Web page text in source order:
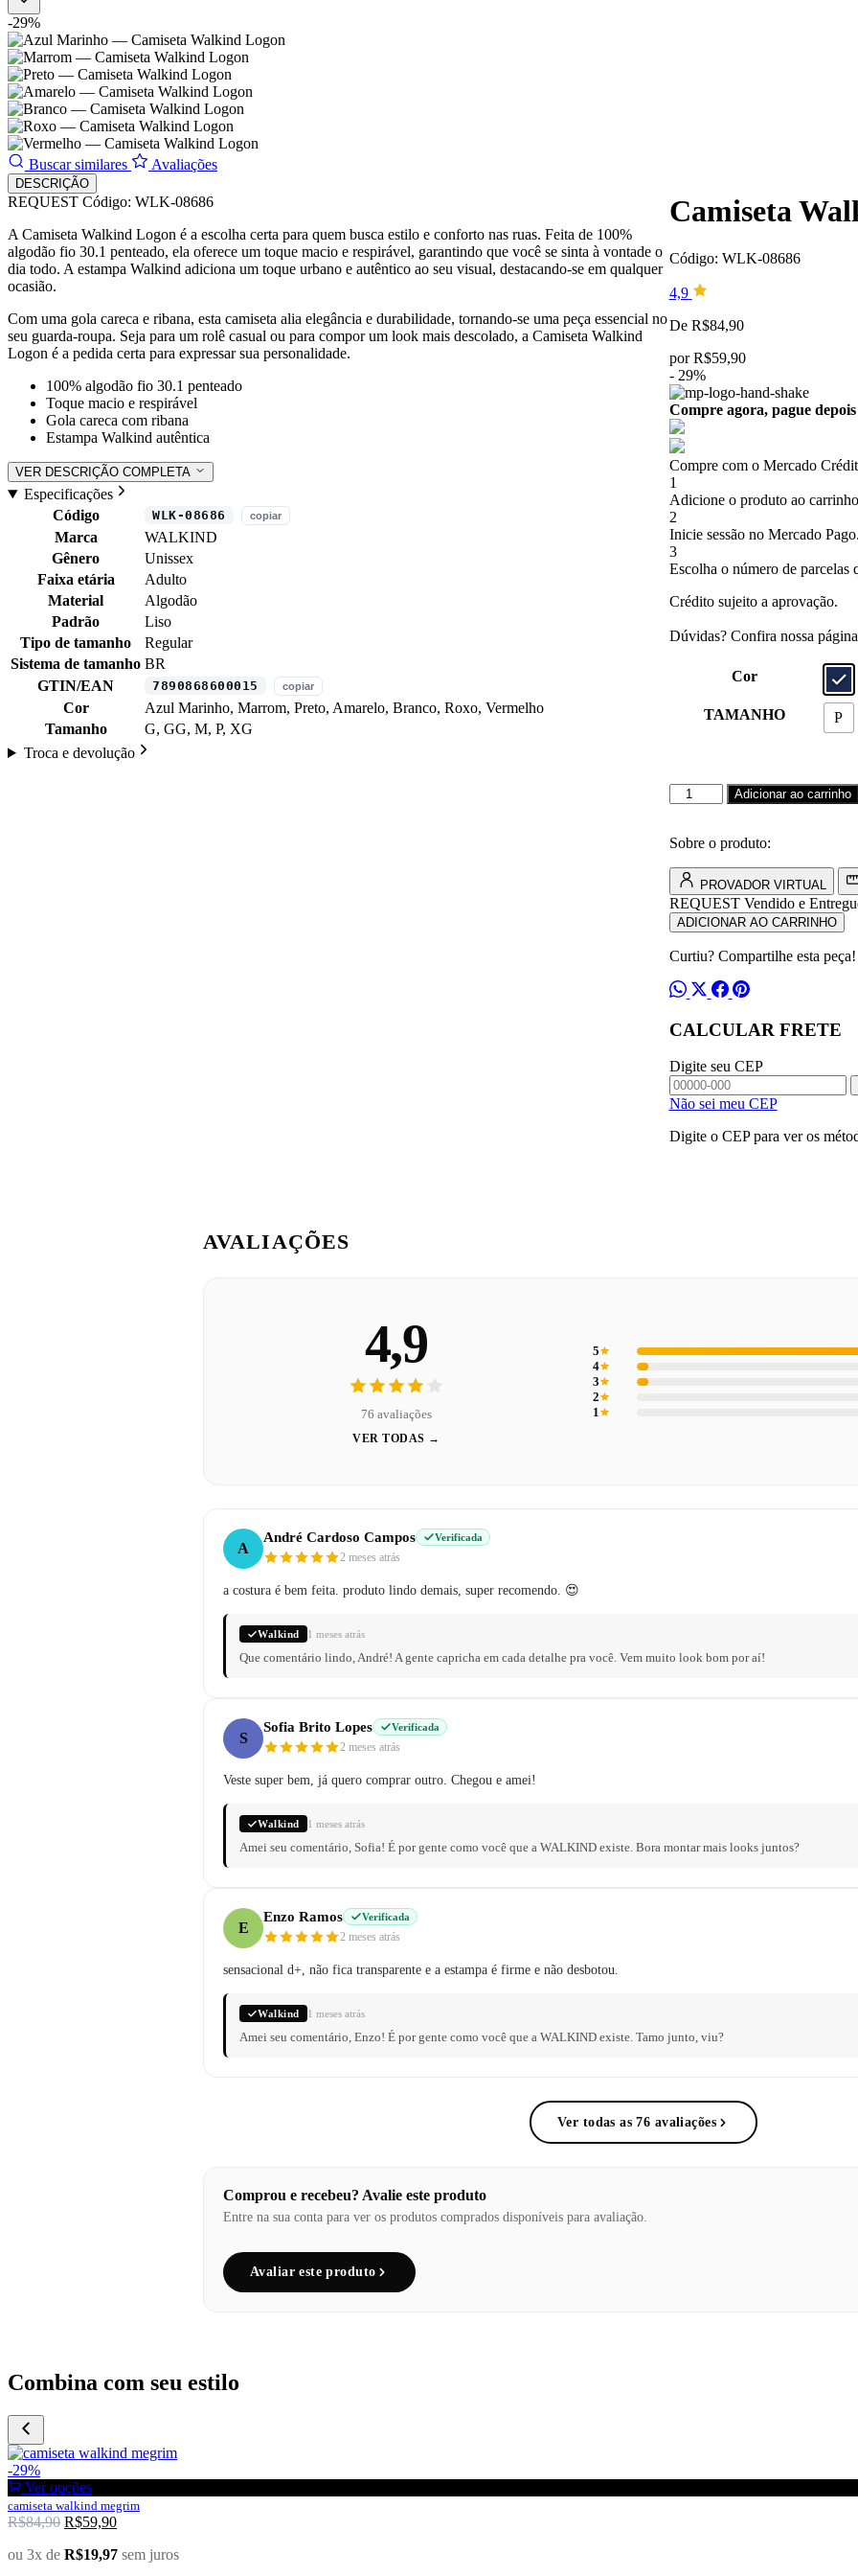
-29%
Buscar similares Avaliações
Camiseta
Código: WLK-08686
4,9
De R$84,90
por R$59,90
- 29%
Compre agora, pague depois
Compre com o Mercado
1
Adicione o produto ao
2
Inicie sessão no Mercado Pago.
3
Escolha o número de parcelas
Crédito sujeito a aprovação.
Dúvidas? Confira nossa
Cor
TAMANHO P
Camiseta
Walkind
quantidade
Adicionar ao carrinho
Sobre o produto:
PROVADOR VIRTUAL
REQUEST Vendido e
ADICIONAR AO CARRINHO
Curtiu? Compartilhe esta peça!
CALCULAR FRETE
Digite seu CEP
Não sei meu CEP
Digite o CEP para ver os
DESCRIÇÃO
REQUEST Código: WLK-08686
A Camiseta Walkind Logon é a escolha certa para quem busca estilo e conforto nas ruas. Feita de 100%
algodão fio 30.1 penteado, ela oferece um toque macio e respirável, garantindo que você se sinta à vontade o
dia todo. A estampa Walkind adiciona um toque urbano e autêntico ao seu visual, destacando-se em qualquer
ocasião.
Com uma gola careca e ribana, esta camiseta alia elegância e durabilidade, tornando-se uma peça essencial no
seu guarda-roupa. Seja para um rolê casual ou para compor um look mais descolado, a Camiseta Walkind
Logon é a pedida certa para expressar sua personalidade.
100% algodão fio 30.1 penteado
Toque macio e respirável
Gola careca com ribana
Estampa Walkind autêntica
VER DESCRIÇÃO COMPLETA
Especificações
Código
WLK-08686 copiar
Marca
WALKIND
Gênero
Unissex
Faixa etária
Adulto
Material
Algodão
Padrão
Liso
Tipo de tamanho
Regular
Sistema de tamanho BR
GTIN/EAN
7890868600015 copiar
Cor
Azul Marinho, Marrom, Preto, Amarelo, Branco, Roxo, Vermelho
Tamanho
G, GG, M, P, XG
Troca e devolução
AVALIAÇÕES
4,9
76 avaliações
VER TODAS →
5
4
3
2
1
A
André Cardoso Campos Verificada
2 meses atrás
a costura é bem feita. produto lindo demais, super recomendo. 😍
Walkind 1 meses atrás
Que comentário lindo, André! A gente capricha em cada detalhe pra você. Vem muito look bom por aí!
S
Sofia Brito Lopes Verificada
2 meses atrás
Veste super bem, já quero comprar outro. Chegou e amei!
Walkind 1 meses atrás
Amei seu comentário, Sofia! É por gente como você que a WALKIND existe. Bora montar mais looks juntos?
E
Enzo Ramos Verificada
2 meses atrás
sensacional d+, não fica transparente e a estampa é firme e não desbotou.
Walkind 1 meses atrás
Amei seu comentário, Enzo! É por gente como você que a WALKIND existe. Tamo junto, viu?
Ver todas as 76 avaliações
Comprou e recebeu? Avalie este produto
Entre na sua conta para ver os produtos comprados disponíveis para avaliação.
Avaliar este produto
Combina com seu estilo
-29%
Ver opções
camiseta walkind megrim
R$84,90 R$59,90
ou 3x de R$19,97 sem juros